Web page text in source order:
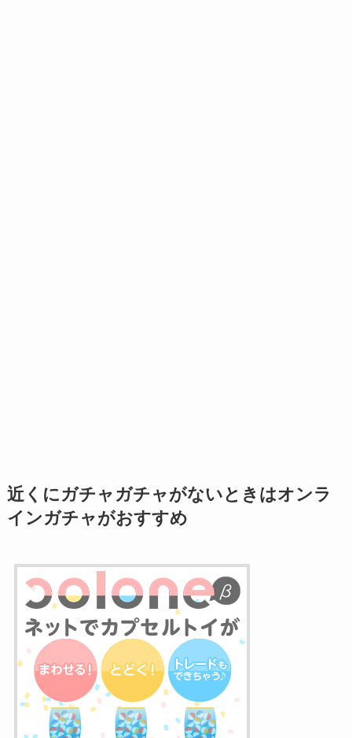
近くにガチャガチャがないときはオンラ
インガチャがおすすめ